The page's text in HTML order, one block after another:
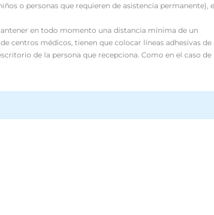
o personas que requieren de asistencia permanente),
en todo momento una distancia mínima de un
centros médicos, tienen que colocar líneas adhesivas de
de la persona que recepciona. Como en el caso de